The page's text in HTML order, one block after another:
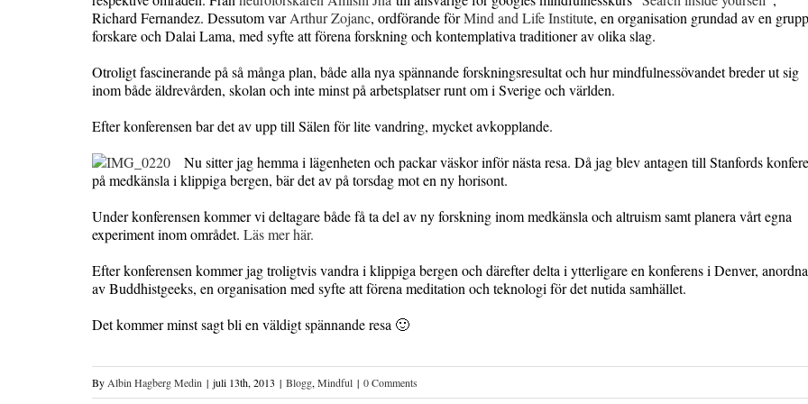
Richard Fernandez. Dessutom varArthur Zojanc, ordförande förMind and Life Institute, en organisation grundad av en grupp
forskare och Dalai Lama, med syfte att förena forskning och kontemplativa traditioner av olika slag.
Otroligt fascinerande på så många plan, både alla nya spännande forskningsresultat och hur mindfulnessövandet breder ut sig
inom både äldrevården, skolan och inte minst på arbetsplatser runt om i Sverige och världen.
Efter konferensen bar det av upp till Sälen för lite vandring, mycket avkopplande.
Nu sitter jag hemma i lägenheten och packar väskor inför nästa resa. Då jag blev antagen till Stanfords
på medkänsla i klippiga bergen, bär det av på torsdag mot en ny horisont.
Under konferensen kommer vi deltagare både få ta del av ny forskning inom medkänsla och altruism samt planera vårt egna
experiment inom området. Läs mer här.
Efter konferensen kommer jag troligtvis vandra i klippiga bergen och därefter delta i ytterligare en konferens i Denver,
av Buddhistgeeks, en organisation med syfte att förena meditation och teknologi för det nutida samhället.
Det kommer minst sagt bli en väldigt spännande resa 🙂
By Albin Hagberg Medin | juli 13th, 2013 | Blogg, Mindful | 0 Comments